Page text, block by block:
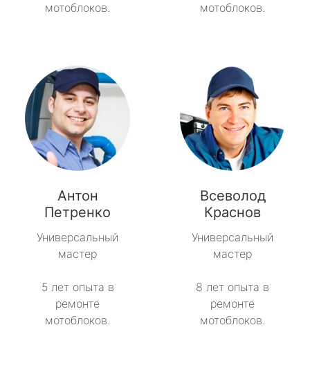
мотоблоков.
мотоблоков.
Антон
Петренко
Универсальный
мастер
5 лет опыта в
ремонте
мотоблоков.
Всеволод
Краснов
Универсальный
мастер
8 лет опыта в
ремонте
мотоблоков.